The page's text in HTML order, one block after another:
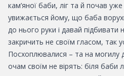
кам’яної баби, ліг та й почав
увижається йому, що баба
до нього руки і давай підбивати
закричить не своїм гласом, так
Посхоплювалися – та на могилу
очам своїм не вірять: біля баби